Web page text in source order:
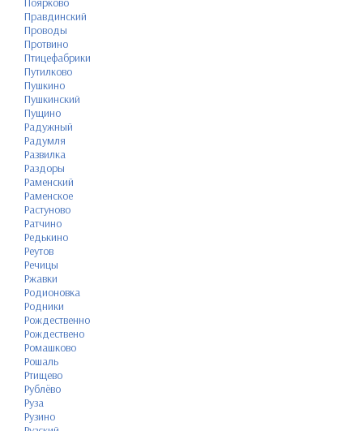
Правдинский
Проводы
Протвино
Птицефабрики
Путилково
Пушкино
Пушкинский
Пущино
Радужный
Радумля
Развилка
Раздоры
Раменский
Раменское
Растуново
Ратчино
Редькино
Реутов
Речицы
Ржавки
Родионовка
Родники
Рождественно
Рождествено
Ромашково
Рошаль
Ртищево
Рублёво
Руза
Рузино